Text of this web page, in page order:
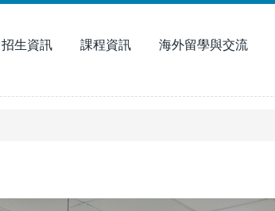
招生資訊 課程資訊 海外留學與交流